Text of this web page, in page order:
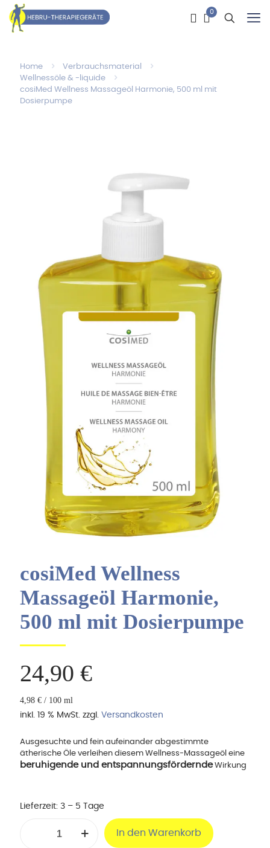
0
Home
Verbrauchsmaterial
Wellnessöle & -liquide
cosiMed Wellness Massageöl Harmonie, 500 ml mit
Dosierpumpe
cosiMed Wellness
Massageöl Harmonie,
500 ml mit Dosierpumpe
24,90 €
4,98 € / 100 ml
inkl. 19 % MwSt. zzgl. Versandkosten
Ausgesuchte und fein aufeinander abgestimmte
ätherische Öle verleihen diesem Wellness-Massageöl eine
beruhigende und entspannungsförderndeWirkung
Lieferzeit: 3 – 5 Tage
In den Warenkorb